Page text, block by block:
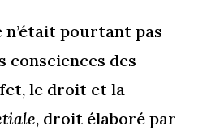
pourtant pas
des
le droit et la
, droit élaboré par